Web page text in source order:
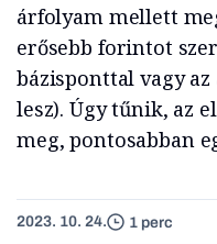
árfolyam mellett
erősebb forintot
bázisponttal vagy
lesz). Úgy tűnik, az
meg, pontosabban
2023. 10. 24. 1 perc